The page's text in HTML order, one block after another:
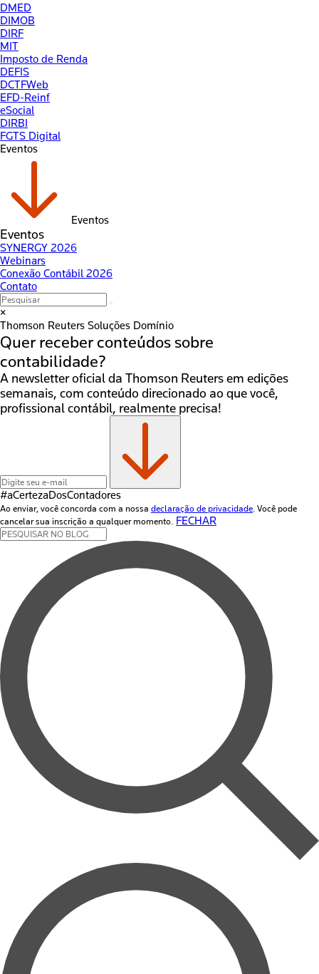
DMED
DIMOB
DIRF
MIT
Imposto de Renda
DEFIS
DCTFWeb
EFD-Reinf
eSocial
DIRBI
FGTS Digital
Eventos
Eventos
Eventos
SYNERGY 2026
Webinars
Conexão Contábil 2026
Contato
×
Thomson Reuters Soluções Domínio
Quer receber conteúdos sobre
contabilidade?
A newsletter oficial da Thomson Reuters em edições
semanais, com conteúdo direcionado ao que você,
profissional contábil, realmente precisa!
#aCertezaDosContadores
Ao enviar, você concorda com a nossa declaração de privacidade. Você pode
cancelar sua inscrição a qualquer momento. FECHAR